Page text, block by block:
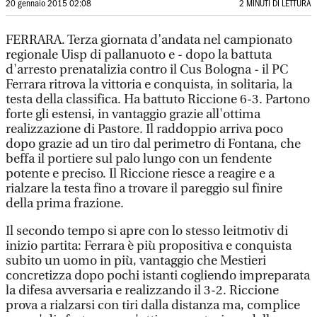
20 gennaio 2015 02:08 2 MINUTI DI LETTURA
FERRARA. Terza giornata d’andata nel campionato
regionale Uisp di pallanuoto e - dopo la battuta
d'arresto prenatalizia contro il Cus Bologna - il PC
Ferrara ritrova la vittoria e conquista, in solitaria, la
testa della classifica. Ha battuto Riccione 6-3. Partono
forte gli estensi, in vantaggio grazie all'ottima
realizzazione di Pastore. Il raddoppio arriva poco
dopo grazie ad un tiro dal perimetro di Fontana, che
beffa il portiere sul palo lungo con un fendente
potente e preciso. Il Riccione riesce a reagire e a
rialzare la testa fino a trovare il pareggio sul finire
della prima frazione.
Il secondo tempo si apre con lo stesso leitmotiv di
inizio partita: Ferrara è più propositiva e conquista
subito un uomo in più, vantaggio che Mestieri
concretizza dopo pochi istanti cogliendo impreparata
la difesa avversaria e realizzando il 3-2. Riccione
prova a rialzarsi con tiri dalla distanza ma, complice